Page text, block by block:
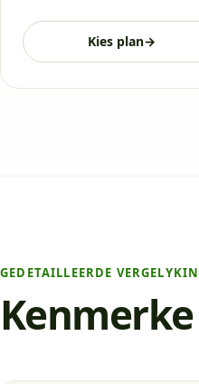
Kies plan→
GEDETAILLEERDE